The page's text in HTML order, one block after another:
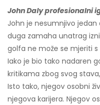
John Daly profesionalni
John je nesumnjivo jedan
duga zamaha unatrag
golfa ne može se mjeriti
Iako je bio tako nadaren
kritikama zbog svog
Isto tako, njegov osobni
njegova karijera. Njegov